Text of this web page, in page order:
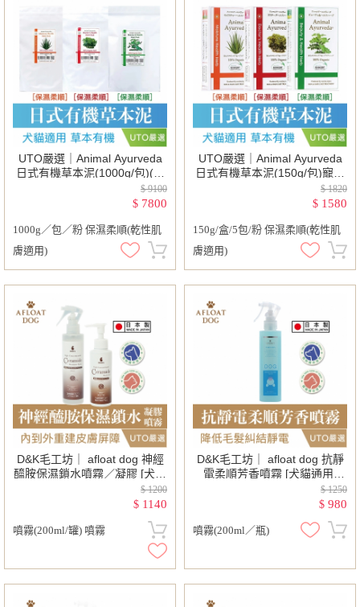
UTO嚴選｜Animal Ayurveda
日式有機草本泥(1000g/包)(贈
搖搖杯 )寵物去角質｜寵物泡澡
｜有機藥草｜寵物敷泥
$ 9100
$ 7800
1000g／包／粉 保濕柔順(乾性肌
膚適用)
UTO嚴選｜Animal Ayurveda
日式有機草本泥(150g/包)寵物
去角質｜寵物泡澡｜有機藥草
｜寵物敷泥｜狗狗 毛孩 貓 貓
$ 1820
$ 1580
150g/盒/5包/粉 保濕柔順(乾性肌
膚適用)
D&K毛工坊｜ afloat dog 神經
醯胺保濕鎖水噴霧／凝膠 [犬貓
$ 1200
$ 1140
噴霧(200ml/罐) 噴霧
D&K毛工坊｜ afloat dog 抗靜
電柔順芳香噴霧 [犬貓通用]
$ 1250
$ 980
噴霧(200ml／瓶)